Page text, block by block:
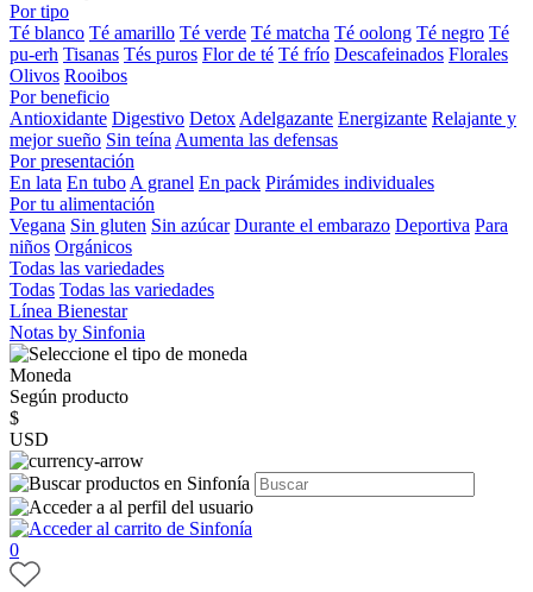
Por tipo
Té blanco Té amarillo Té verde Té matcha Té oolong Té negro Té
pu-erh Tisanas Tés puros Flor de té Té frío Descafeinados Florales
Olivos Rooibos
Por beneficio
Antioxidante Digestivo Detox Adelgazante Energizante Relajante y
mejor sueño Sin teína Aumenta las defensas
Por presentación
En lata En tubo A granel En pack Pirámides individuales
Por tu alimentación
Vegana Sin gluten Sin azúcar Durante el embarazo Deportiva Para
niños Orgánicos
Todas las variedades
Todas Todas las variedades
Línea Bienestar
Notas by Sinfonia
Moneda
Según producto
$
USD
0